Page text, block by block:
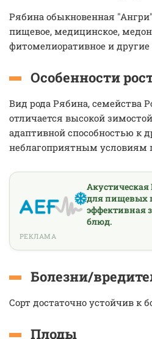
Рябина обыкновенная
пищевое, медицинское,
фитомелиоративное и другие
Особенности
Вид рода Рябина, семейства
отличается высокой
адаптивной способностью к
неблагоприятным условиям
для пищевых
эффективная
блюд.
РЕКЛАМА
Болезни/
Сорт достаточно устойчив к
Плоды